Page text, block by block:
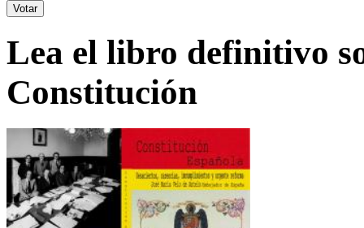
Lea el libro definitivo
Constitución